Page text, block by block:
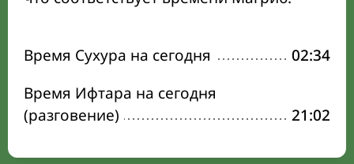
Время Сухура на сегодня
02:34
Время Ифтара на сегодня
(разговение)
21:02